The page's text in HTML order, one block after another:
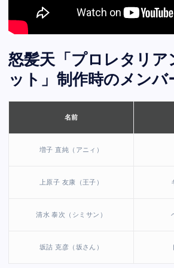
怒髪天「プロレタリア
ット」制作時のメンバ
名前
増子 直純（アニィ）
上原子 友康（王子）
清水 泰次（シミサン）
坂詰 克彦（坂さん）